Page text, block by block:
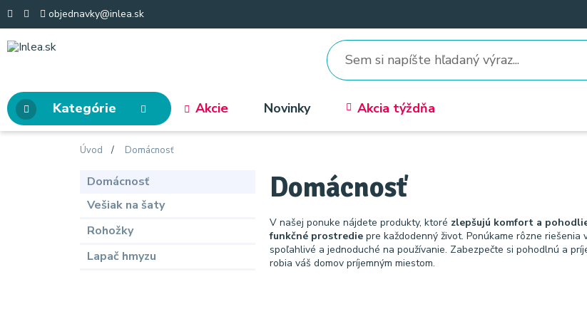
objednavky@inlea.sk
Kategórie Akcie Novinky Akcia týždňa
Úvod Domácnosť
Domácnosť
Vešiak na šaty
Rohožky
Lapač hmyzu
Domácnosť
V našej ponuke nájdete produkty, ktoré zlepšujú komfort a
funkčné prostredie pre každodenný život. Ponúkame rôzne
spoľahlivé a jednoduché na používanie. Zabezpečte si pohodlnú a
robia váš domov príjemným miestom.